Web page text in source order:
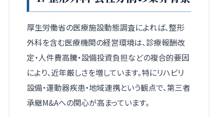
厚生労働省の医療施設動態調査によれば、整形
外科を含む医療機関の経営環境は、診療報酬改
定・人件費高騰・設備投資負担などの複合的要因
により、近年厳しさを増しています。特にリハビリ
設備・運動器疾患・地域連携という観点で、第三者
承継M&Aへの関心が高まっています。